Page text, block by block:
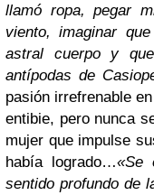
llamó ropa, pegar
viento, imaginar
astral cuerpo y
antípodas de
pasión irrefrenable
entibie, pero nunca
mujer que impulse
había logrado…«Se
sentido profundo de